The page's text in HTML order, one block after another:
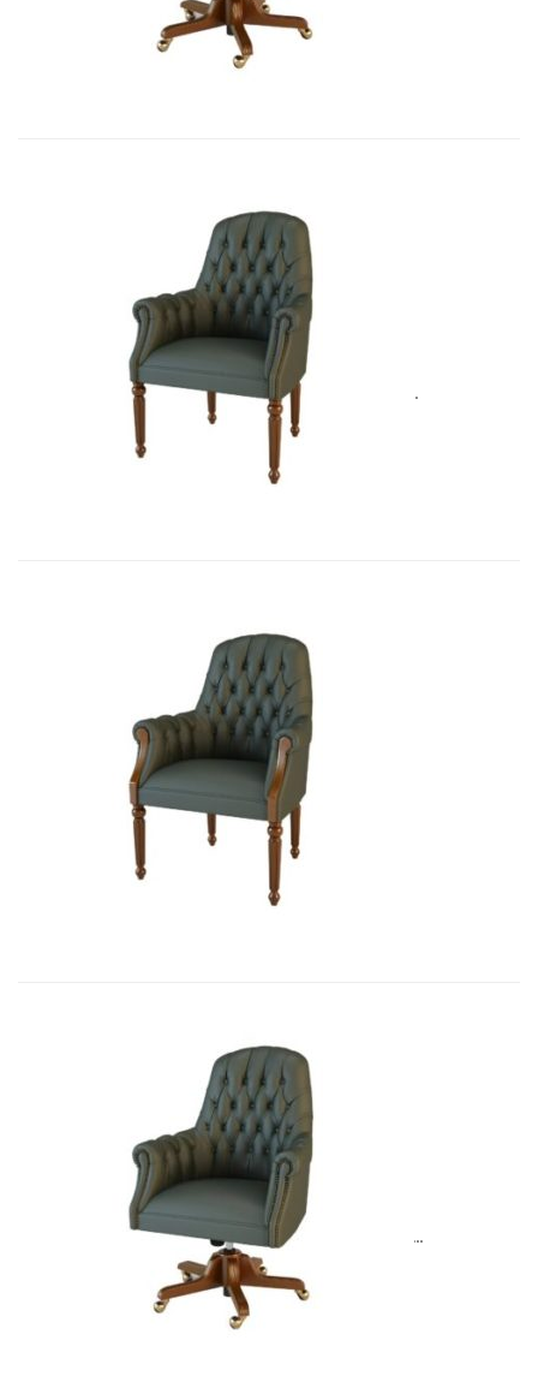
8 283,45€
Art&Moble 01013F Кресло посетит�...
4 928,80
Art&Moble 01013FB Кресло посетит...
Art&Moble 01013G Кресло конфиде�...
6 954,57€